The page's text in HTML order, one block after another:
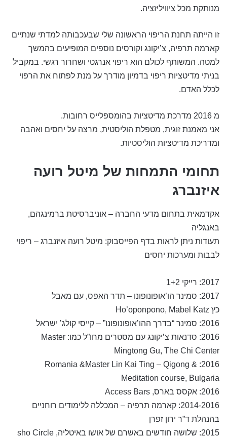
מנותקת מכל ציוויליזציה.
זו הייתה תחנת הריפוי הראשונה שלי שבעכבותה למדתי שנתיים
קארמה תרפיה, צ’יקונג וקורסים נוספים המופיעים בהמשך
למטה. המשותף לכולם הוא ריפוי אנרגטי ושחרור רגשי. במקביל
בניתי מדיטציות ריפוי בדמיון מודרך על מנת לפתוח את הרפוי
לכלל האדם.
מ 2016 מדרכת מדיטציות בהומספלייס רחובות.
אני מאמנת זוגית, מטפלת הוליסטית, מרצה על יחסים ואהבה
ומדריכת מדיטציות הוליסטיות.
תחומי התמחות של מיטל רועה
איזנברג
אקדמאית בתחום מדעי החברה – אוניברסיטת ברמינגהם,
באנגליה
תעודות ניתן לראות בדף הפייסבוק: מיטל רועה איזנברג – ריפוי
לבבות ומערכות יחסים
2017: רייקי 1+2
2017: סמינר הו’אופונופונו – תדר האפס, עם מאבל
כץ Ho’oponpono, Mabel Katz
2016: סמינר “בדרך ההו’אופונופונו” – קייסי קולג’ ישראל
2016: סדנאות צ’יקונג עם מסטרים מחו”ל כמו: Master
Mingtong Gu, The Chi Center
2016: Romania &Master Lin Kai Ting – Qigong &
Meditation course, Bulgaria
2016: אקסס בארס, Access Bars
2014-2016: קארמה תרפיה – המכללה ללימודים רוחניים
בהנהלת ד”ר ירון זפרן
2015: שלושה חודשים באשרם של אושו באיטליה, sho Circle